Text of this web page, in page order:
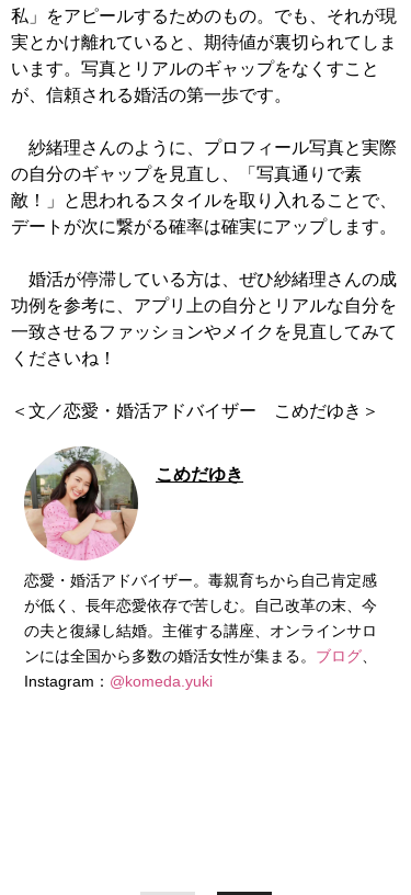
私」をアピールするためのもの。でも、それが現
実とかけ離れていると、期待値が裏切られてしま
います。写真とリアルのギャップをなくすこと
が、信頼される婚活の第一歩です。
紗緒理さんのように、プロフィール写真と実際
の自分のギャップを見直し、「写真通りで素
敵！」と思われるスタイルを取り入れることで、
デートが次に繋がる確率は確実にアップします。
婚活が停滞している方は、ぜひ紗緒理さんの成
功例を参考に、アプリ上の自分とリアルな自分を
一致させるファッションやメイクを見直してみて
くださいね！
＜文／恋愛・婚活アドバイザー こめだゆき＞
こめだゆき
恋愛・婚活アドバイザー。毒親育ちから自己肯定感
が低く、長年恋愛依存で苦しむ。自己改革の末、今
の夫と復縁し結婚。主催する講座、オンラインサロ
ンには全国から多数の婚活女性が集まる。 ブログ
Instagram： @komeda.yuki